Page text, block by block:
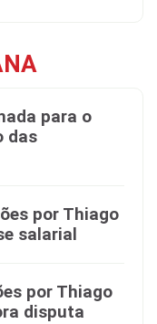
para o
das
por Thiago
salarial
por Thiago
disputa